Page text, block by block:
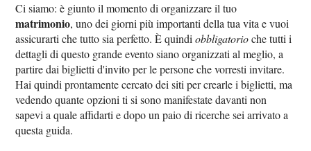
Ci siamo: è giunto il momento di organizzare il tuo
matrimonio, uno dei giorni più importanti della tua vita e vuoi
assicurarti che tutto sia perfetto. È quindiobbligatorioche tutti i
dettagli di questo grande evento siano organizzati al meglio, a
partire dai biglietti d'invito per le persone che vorresti invitare.
Hai quindi prontamente cercato dei siti per crearle i biglietti, ma
vedendo quante opzioni ti si sono manifestate davanti non
sapevi a quale affidarti e dopo un paio di ricerche sei arrivato a
questa guida.